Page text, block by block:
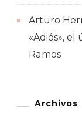
Arturo
«Adiós»,
Ramos
Archivos